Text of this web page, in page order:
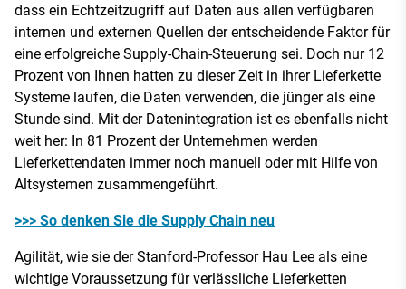
dass ein Echtzeitzugriff auf Daten aus allen verfügbaren
internen und externen Quellen der entscheidende Faktor für
eine erfolgreiche Supply-Chain-Steuerung sei. Doch nur 12
Prozent von Ihnen hatten zu dieser Zeit in ihrer Lieferkette
Systeme laufen, die Daten verwenden, die jünger als eine
Stunde sind. Mit der Datenintegration ist es ebenfalls nicht
weit her: In 81 Prozent der Unternehmen werden
Lieferkettendaten immer noch manuell oder mit Hilfe von
Altsystemen zusammengeführt.
>>> So denken Sie die Supply Chain neu
Agilität, wie sie der Stanford-Professor Hau Lee als eine
wichtige Voraussetzung für verlässliche Lieferketten